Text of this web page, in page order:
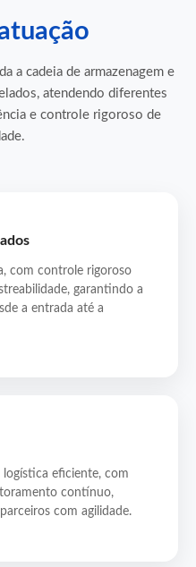
a cadeia de armazenagem e
atendendo diferentes
e controle rigoroso de
com controle rigoroso
garantindo a
a entrada até a
logística eficiente, com
contínuo,
com agilidade.